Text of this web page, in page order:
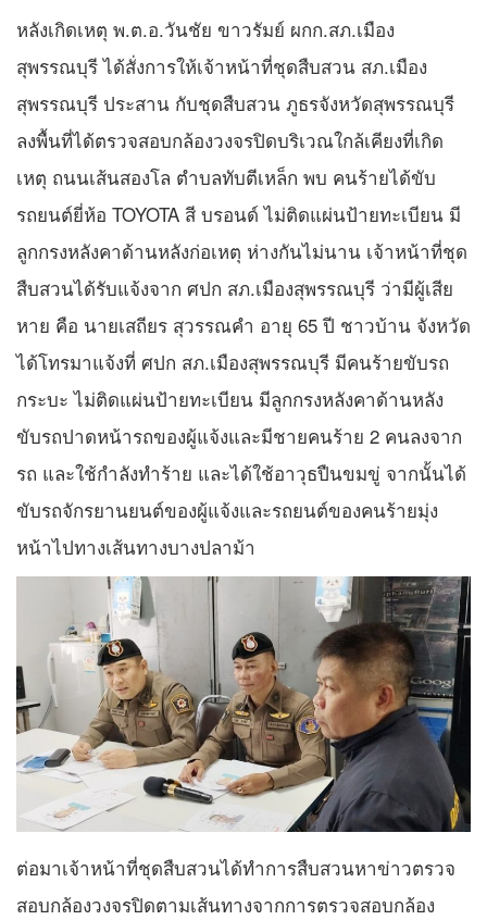
หลังเกิดเหตุ พ.ต.อ.วันชัย ขาวรัมย์ ผกก.สภ.เมือง
สุพรรณบุรี ได้สั่งการให้เจ้าหน้าที่ชุดสืบสวน สภ.เมือง
สุพรรณบุรี ประสาน กับชุดสืบสวน ภูธรจังหวัดสุพรรณบุรี
ลงพื้นที่ได้ตรวจสอบกล้องวงจรปิดบริเวณใกล้เคียงที่เกิด
เหตุ ถนนเส้นสองโล ตำบลทับตีเหล็ก พบ คนร้ายได้ขับ
รถยนต์ยี่ห้อ TOYOTA สี บรอนด์ ไม่ติดแผ่นป้ายทะเบียน มี
ลูกกรงหลังคาด้านหลังก่อเหตุ ห่างกันไม่นาน เจ้าหน้าที่ชุด
สืบสวนได้รับแจ้งจาก ศปก สภ.เมืองสุพรรณบุรี ว่ามีผู้เสีย
หาย คือ นายเสถียร สุวรรณคำ อายุ 65 ปี ชาวบ้าน จังหวัด
ได้โทรมาแจ้งที่ ศปก สภ.เมืองสุพรรณบุรี มีคนร้ายขับรถ
กระบะ ไม่ติดแผ่นป้ายทะเบียน มีลูกกรงหลังคาด้านหลัง
ขับรถปาดหน้ารถของผู้แจ้งและมีชายคนร้าย 2 คนลงจาก
รถ และใช้กำลังทำร้าย และได้ใช้อาวุธปืนขมขู่ จากนั้นได้
ขับรถจักรยานยนต์ของผู้แจ้งและรถยนต์ของคนร้ายมุ่ง
หน้าไปทางเส้นทางบางปลาม้า
ต่อมาเจ้าหน้าที่ชุดสืบสวนได้ทำการสืบสวนหาข่าวตรวจ
สอบกล้องวงจรปิดตามเส้นทางจากการตรวจสอบกล้อง